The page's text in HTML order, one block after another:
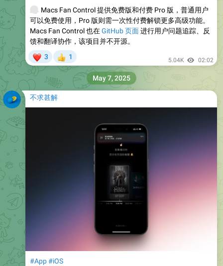
Macs Fan Control 提供免费版和付费 Pro 版，普通用户
可以免费使用，Pro 版则需一次性付费解锁更多高级功能。
Macs Fan Control 也在GitHub 页面进行用户问题追踪、反
馈和翻译协作，该项目并不开源。
3 1 5.04K 02:02
不求甚解
#App#iOS
May 7, 2025